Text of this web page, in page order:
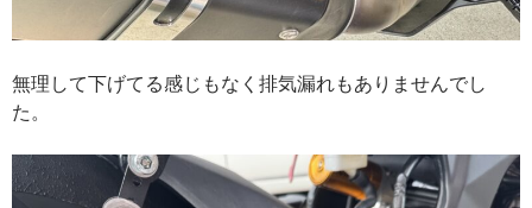
無理して下げてる感じもなく排気漏れもありませんでし
た。